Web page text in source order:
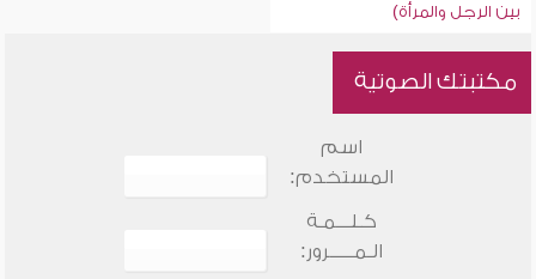
بين الرجل والمرأة)
مكتبتك الصوتية
اسم
المستخدم:
كـلـــمـة
الـمـــــرور: